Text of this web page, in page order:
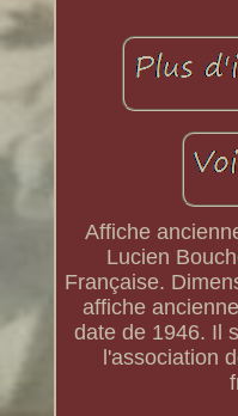
Affiche
Lucien
Française.
affiche
date de 1946. Il
l'association